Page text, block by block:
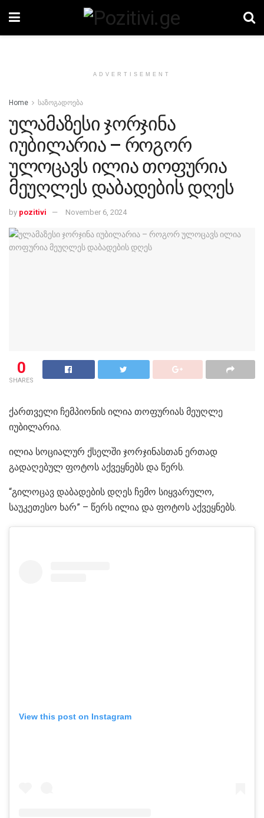
ADVERTISEMENT
Home საზოგადოება
ულამაზესი ჯორჯინა
იუბილარია – როგორ
ულოცავს ილია თოფურია
მეუღლეს დაბადების დღეს
by pozitivi November 6, 2024
0
SHARES
ქართველი ჩემპიონის ილია თოფურიას მეუღლე
იუბილარია.
ილია სოციალურ ქსელში ჯორჯინასთან ერთად
გადაღებულ ფოტოს აქვეყნებს და წერს.
“გილოცავ დაბადების დღეს ჩემო სიყვარულო,
საუკეთესო ხარ” – წერს ილია და ფოტოს აქვეყნებს.
View this post on Instagram